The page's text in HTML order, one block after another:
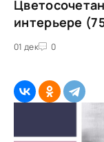
интерьере
01 дек 0